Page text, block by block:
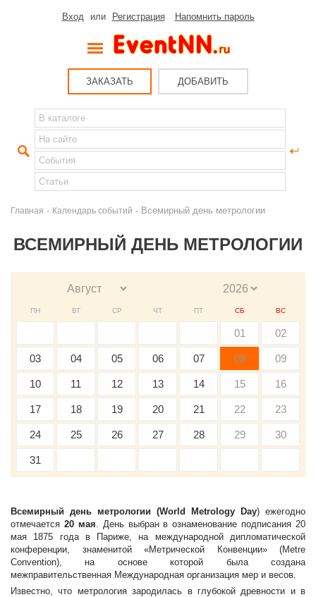
Вход или Регистрация Напомнить пароль
ЗАКАЗАТЬ ДОБАВИТЬ
Главная - Календарь событий - Всемирный день метрологии
ВСЕМИРНЫЙ ДЕНЬ МЕТРОЛОГИИ
ПН ВТ СР ЧТ ПТ СБ ВС
01 02
03 04 05 06 07 08 09
10 11 12 13 14 15 16
17 18 19 20 21 22 23
24 25 26 27 28 29 30
31
Всемирный день метрологии (World Metrology Day) ежегодно
отмечается 20 мая. День выбран в ознаменование подписания 20
мая 1875 года в Париже, на международной дипломатической
конференции, знаменитой «Метрической Конвенции» (Metre
Convention), на основе которой была создана
межправительственная Международная организация мер и весов.
Известно, что метрология зародилась в глубокой древности и в